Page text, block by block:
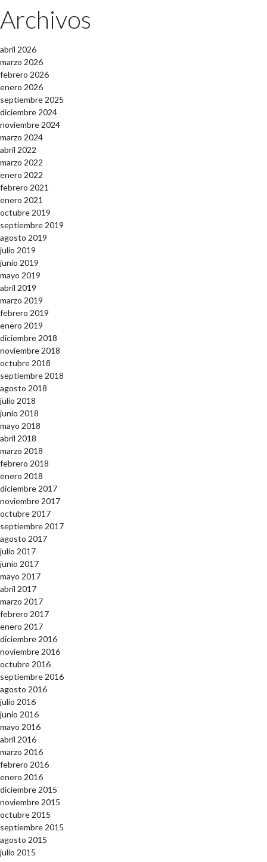
Archivos
abril 2026
marzo 2026
febrero 2026
enero 2026
septiembre 2025
diciembre 2024
noviembre 2024
marzo 2024
abril 2022
marzo 2022
enero 2022
febrero 2021
enero 2021
octubre 2019
septiembre 2019
agosto 2019
julio 2019
junio 2019
mayo 2019
abril 2019
marzo 2019
febrero 2019
enero 2019
diciembre 2018
noviembre 2018
octubre 2018
septiembre 2018
agosto 2018
julio 2018
junio 2018
mayo 2018
abril 2018
marzo 2018
febrero 2018
enero 2018
diciembre 2017
noviembre 2017
octubre 2017
septiembre 2017
agosto 2017
julio 2017
junio 2017
mayo 2017
abril 2017
marzo 2017
febrero 2017
enero 2017
diciembre 2016
noviembre 2016
octubre 2016
septiembre 2016
agosto 2016
julio 2016
junio 2016
mayo 2016
abril 2016
marzo 2016
febrero 2016
enero 2016
diciembre 2015
noviembre 2015
octubre 2015
septiembre 2015
agosto 2015
julio 2015